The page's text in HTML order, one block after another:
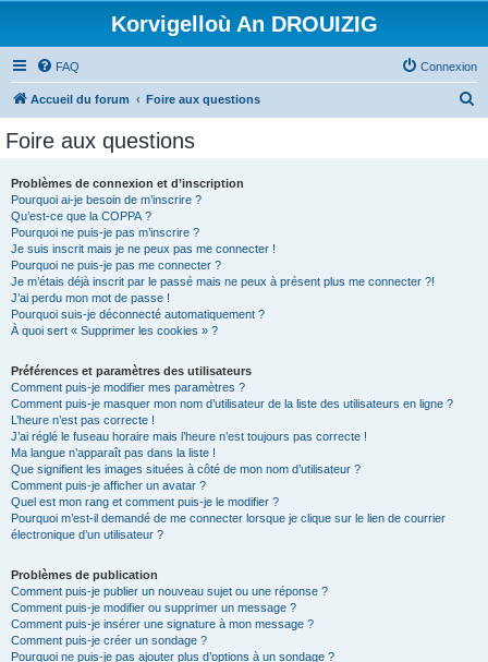
Korvigelloù An DROUIZIG
FAQ Connexion
Accueil du forum Foire aux questions
Foire aux questions
Problèmes de connexion et d’inscription
Pourquoi ai-je besoin de m’inscrire ?
Qu’est-ce que la COPPA ?
Pourquoi ne puis-je pas m’inscrire ?
Je suis inscrit mais je ne peux pas me connecter !
Pourquoi ne puis-je pas me connecter ?
Je m’étais déjà inscrit par le passé mais ne peux à présent plus me connecter ?!
J’ai perdu mon mot de passe !
Pourquoi suis-je déconnecté automatiquement ?
À quoi sert « Supprimer les cookies » ?
Préférences et paramètres des utilisateurs
Comment puis-je modifier mes paramètres ?
Comment puis-je masquer mon nom d’utilisateur de la liste des utilisateurs en ligne ?
L’heure n’est pas correcte !
J’ai réglé le fuseau horaire mais l’heure n’est toujours pas correcte !
Ma langue n’apparaît pas dans la liste !
Que signifient les images situées à côté de mon nom d’utilisateur ?
Comment puis-je afficher un avatar ?
Quel est mon rang et comment puis-je le modifier ?
Pourquoi m’est-il demandé de me connecter lorsque je clique sur le lien de courrier
électronique d’un utilisateur ?
Problèmes de publication
Comment puis-je publier un nouveau sujet ou une réponse ?
Comment puis-je modifier ou supprimer un message ?
Comment puis-je insérer une signature à mon message ?
Comment puis-je créer un sondage ?
Pourquoi ne puis-je pas ajouter plus d’options à un sondage ?